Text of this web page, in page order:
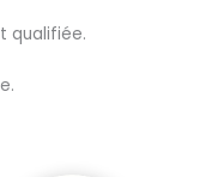
qualifiée.